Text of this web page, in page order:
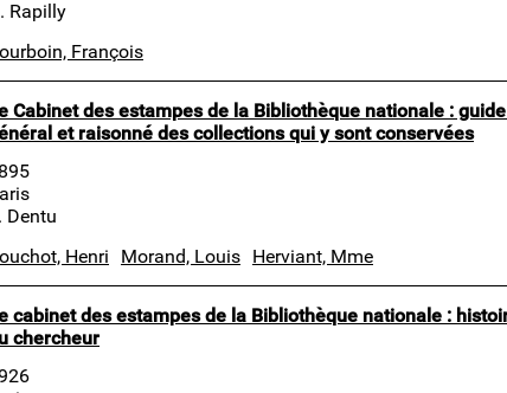
Rapilly
François
Cabinet des estampes de la Bibliothèque nationale :
et raisonné des collections qui y sont conservées
Dentu
Henri
Morand, Louis Herviant, Mme
cabinet des estampes de la Bibliothèque nationale :
chercheur